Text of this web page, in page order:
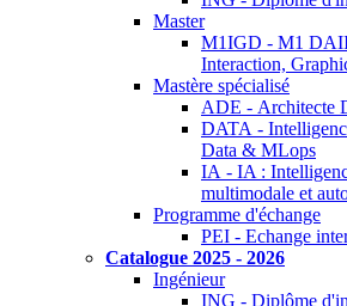
Master
M1IGD - M1
Interaction,
Mastère spécialisé
ADE - Architecte
DATA -
Data & MLops
IA - IA :
multimodale et
Programme d'échange
PEI - Echange
Catalogue 2025 - 2026
Ingénieur
ING - Diplôme